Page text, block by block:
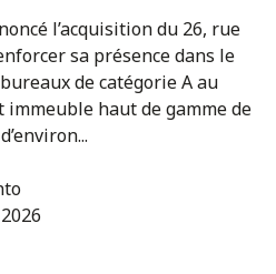
l’acquisition du 26, rue
sa présence dans le
de catégorie A au
haut de gamme de